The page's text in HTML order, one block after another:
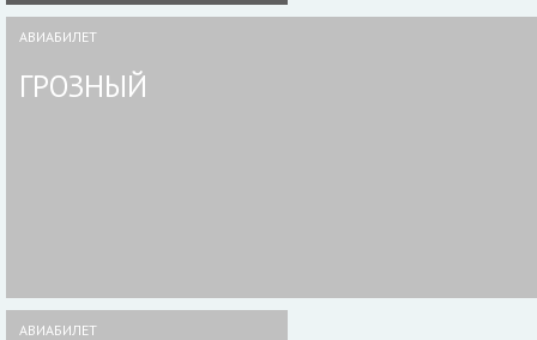
АВИАБИЛЕТ
ГРОЗНЫЙ
АВИАБИЛЕТ